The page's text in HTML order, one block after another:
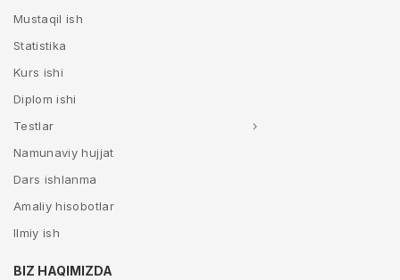
Mustaqil ish
Statistika
Kurs ishi
Diplom ishi
Testlar
Namunaviy hujjat
Dars ishlanma
Amaliy hisobotlar
Ilmiy ish
BIZ HAQIMIZDA